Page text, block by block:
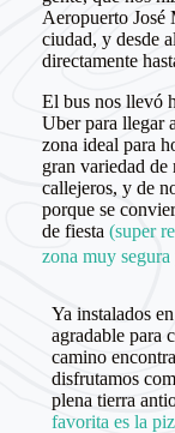
Aeropuerto José
ciudad, y desde
directamente
El bus nos llevó
Uber para llegar
zona ideal para
gran variedad de
callejeros, y de
porque se
de fiesta (super
zona muy
Ya instalados
agradable para
camino
disfrutamos
plena tierra
favorita es la